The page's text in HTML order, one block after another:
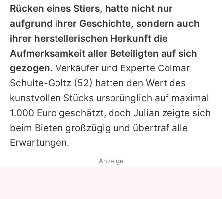
Redaktionelle Richtlinien
Impressum
Datenschutzerklärung
Nutzungsbedingungen
Utiq verwalten
Rücken eines Stiers, hatte nicht nur
aufgrund ihrer Geschichte, sondern auch
ihrer herstellerischen Herkunft die
Aufmerksamkeit aller Beteiligten auf sich
gezogen. Verkäufer und Experte Colmar
Schulte-Goltz (52) hatten den Wert des
kunstvollen Stücks ursprünglich auf maximal
1.000 Euro geschätzt, doch Julian zeigte sich
beim Bieten großzügig und übertraf alle
Erwartungen.
Anzeige